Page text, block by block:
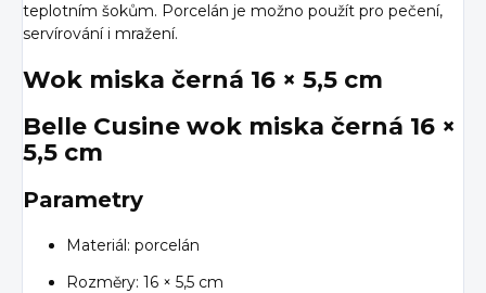
teplotním šokům. Porcelán je možno použít pro pečení,
servírování i mražení.
Wok miska černá 16 × 5,5 cm
Belle Cusine wok miska černá 16 ×
5,5 cm
Parametry
Materiál: porcelán
Rozměry: 16 × 5,5 cm